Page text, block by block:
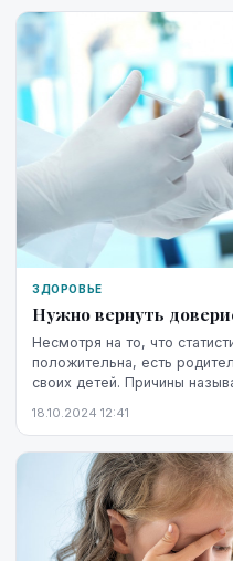
ЗДОРОВЬЕ
Нужно вернуть
Несмотря на то, что
положительна, есть
своих детей. Причины
18.10.2024 12:41